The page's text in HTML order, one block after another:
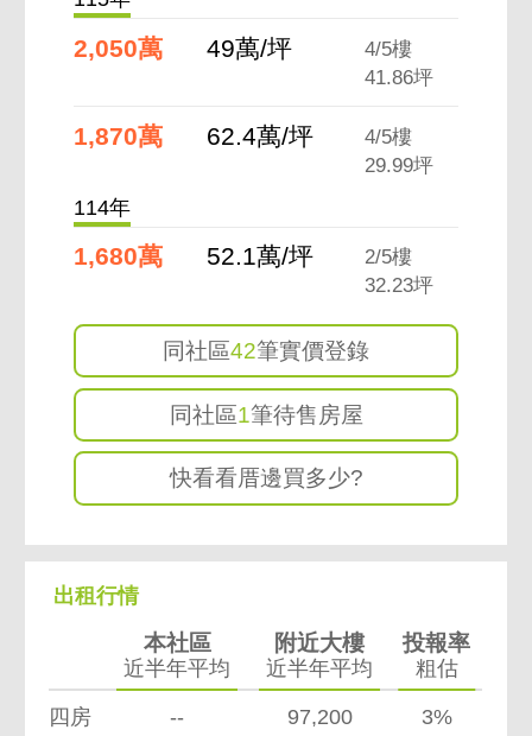
2,050萬 49萬/坪
4/5樓
41.86坪
1,870萬 62.4萬/坪
4/5樓
29.99坪
114年
1,680萬 52.1萬/坪
2/5樓
32.23坪
同社區42筆實價登錄
同社區1筆待售房屋
快看看厝邊買多少?
出租行情
本社區
近半年平均
附近大樓
近半年平均
投報率
粗估
四房 -- 97,200 3%